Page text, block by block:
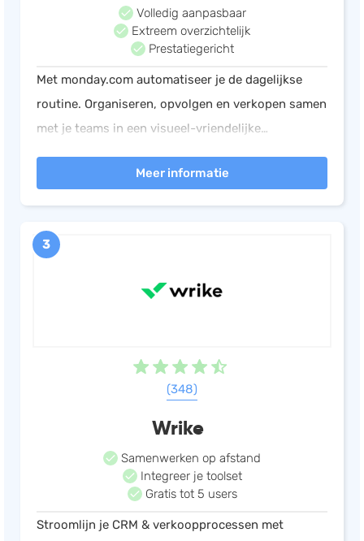
Volledig aanpasbaar
Extreem overzichtelijk
Prestatiegericht
Met monday.com automatiseer je de dagelijkse
routine. Organiseren, opvolgen en verkopen samen
met je teams in een visueel-vriendelijke
productiviteit met monday.com. Probeer 14 d.
Meer informatie
3
(348)
Wrike
Samenwerken op afstand
Integreer je toolset
Gratis tot 5 users
Stroomlijn je CRM & verkoopprocessen met